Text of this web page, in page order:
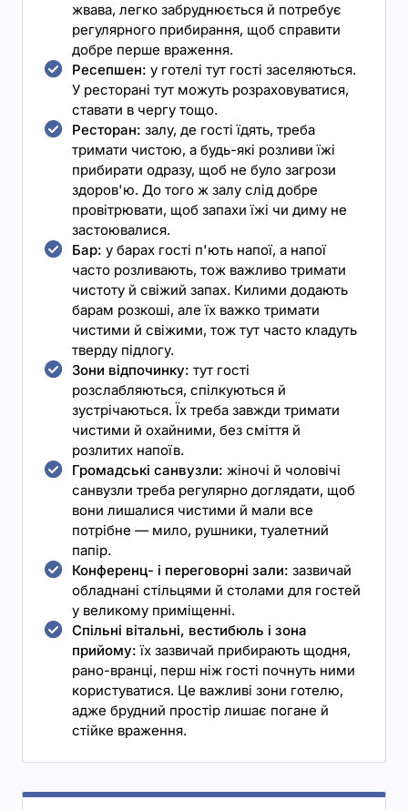
жвава, легко забруднюється й потребує
регулярного прибирання, щоб справити
добре перше враження.
Ресепшен: у готелі тут гості заселяються.
У ресторані тут можуть розраховуватися,
ставати в чергу тощо.
Ресторан: залу, де гості їдять, треба
тримати чистою, а будь-які розливи їжі
прибирати одразу, щоб не було загрози
здоров'ю. До того ж залу слід добре
провітрювати, щоб запахи їжі чи диму не
застоювалися.
Бар: у барах гості п'ють напої, а напої
часто розливають, тож важливо тримати
чистоту й свіжий запах. Килими додають
барам розкоші, але їх важко тримати
чистими й свіжими, тож тут часто кладуть
тверду підлогу.
Зони відпочинку: тут гості
розслабляються, спілкуються й
зустрічаються. Їх треба завжди тримати
чистими й охайними, без сміття й
розлитих напоїв.
Громадські санвузли: жіночі й чоловічі
санвузли треба регулярно доглядати, щоб
вони лишалися чистими й мали все
потрібне — мило, рушники, туалетний
папір.
Конференц- і переговорні зали: зазвичай
обладнані стільцями й столами для гостей
у великому приміщенні.
Спільні вітальні, вестибюль і зона
прийому: їх зазвичай прибирають щодня,
рано-вранці, перш ніж гості почнуть ними
користуватися. Це важливі зони готелю,
адже брудний простір лишає погане й
стійке враження.